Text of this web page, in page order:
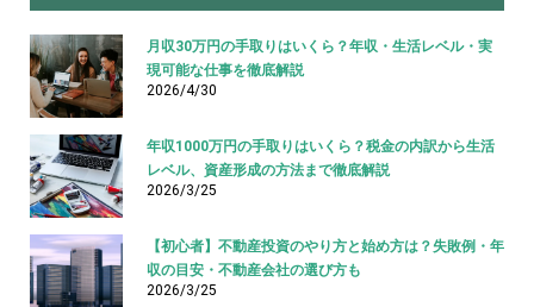
月収30万円の手取りはいくら？年収・生活レベル・実
現可能な仕事を徹底解説
2026/4/30
年収1000万円の手取りはいくら？税金の内訳から生活
レベル、資産形成の方法まで徹底解説
2026/3/25
【初心者】不動産投資のやり方と始め方は？失敗例・年
収の目安・不動産会社の選び方も
2026/3/25